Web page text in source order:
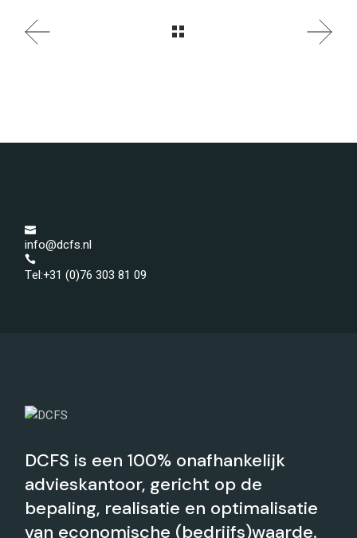
info@dcfs.nl
Tel:+31 (0)76 303 81 09
DCFS is een 100% onafhankelijk
advieskantoor, gericht op de
bepaling, realisatie en optimalisatie
van economische (bedrijfs)waarde.